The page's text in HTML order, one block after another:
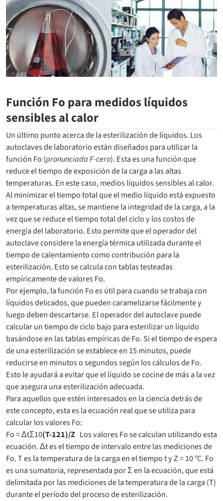
Función Fo para medidos líquidos
sensibles al calor
Un último punto acerca de la esterilización de líquidos. Los
autoclaves de laboratorio están diseñados para utilizar la
función Fo (pronunciada F-cero). Esta es una función que
reduce el tiempo de exposición de la carga a las altas
temperaturas. En este caso, medios líquidos sensibles al calor.
Al minimizar el tiempo total que el medio líquido está expuesto
a temperaturas altas, se mantiene la integridad de la carga, a la
vez que se reduce el tiempo total del ciclo y los costos de
energía del laboratorio. Esto permite que el operador del
autoclave considere la energía térmica utilizada durante el
tiempo de calentamiento como contribución para la
esterilización. Esto se calcula con tablas testeadas
empíricamente de valores Fo.
Por ejemplo, la función Fo es útil para cuando se trabaja con
líquidos delicados, que pueden caramelizarse fácilmente y
luego deben descartarse. El operador del autoclave puede
calcular un tiempo de ciclo bajo para esterilizar un líquido
basándose en las tablas empíricas de Fo. Si el tiempo de espera
de una esterilización se establece en 15 minutos, puede
reducirse en minutos o segundos según los cálculos de Fo.
Esto le ayudará a evitar que el líquido se cocine de más a la vez
que asegura una esterilización adecuada.
Para aquellos que estén interesados en la ciencia detrás de
este concepto, esta es la ecuación real que se utiliza para
calcular los valores Fo:
Fo = ΔtΣ10(T-121)/Z Los valores Fo se calculan utilizando esta
ecuación. Δt es el tiempo de intervalo entre las mediciones de
Fo. T es la temperatura de la carga en el tiempo t y Z = 10 °C. Fo
es una sumatoria, representada por Σ en la ecuación, que está
delimitada por las mediciones de la temperatura de la carga (T)
durante el período del proceso de esterilización.